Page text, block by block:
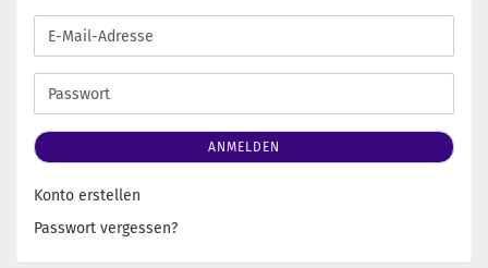
E-
Mail-
Adresse
Passwort
ANMELDEN
Konto erstellen
Passwort vergessen?